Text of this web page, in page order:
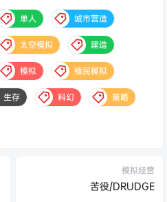
单人 城市营造
太空模拟 建造
模拟 殖民模拟
生存 科幻 策略
模拟经营
苦役/DRUDGE